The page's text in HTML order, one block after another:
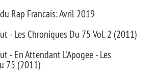
Rap Francais: Avril 2019
- Les Chroniques Du 75 Vol. 2 (2011)
- En Attendant L'Apogee - Les
75 (2011)